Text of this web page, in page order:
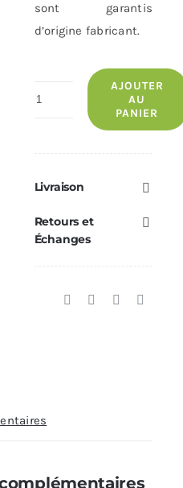
sont garantis
d’origine fabricant.
quantité
Finition
Ø180
AJOUTER
AU
PANIER
Livraison
Retours et
Échanges